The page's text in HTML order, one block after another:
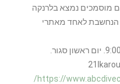
מוסמכים נמצא בלרנקה
הנחשבת לאחד מאתרי
https://